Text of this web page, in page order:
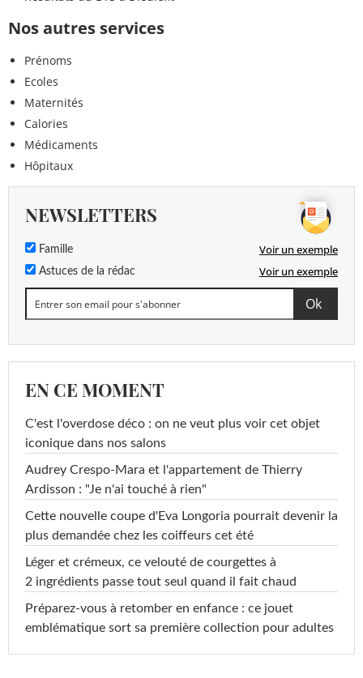
Nos autres services
Prénoms
Ecoles
Maternités
Calories
Médicaments
Hôpitaux
NEWSLETTERS
Famille Voir un exemple
Astuces de la rédac Voir un exemple
EN CE MOMENT
C'est l'overdose déco : on ne veut plus voir cet objet
iconique dans nos salons
Audrey Crespo-Mara et l'appartement de Thierry
Ardisson : "Je n'ai touché à rien"
Cette nouvelle coupe d'Eva Longoria pourrait devenir la
plus demandée chez les coiffeurs cet été
Léger et crémeux, ce velouté de courgettes à
2 ingrédients passe tout seul quand il fait chaud
Préparez-vous à retomber en enfance : ce jouet
emblématique sort sa première collection pour adultes